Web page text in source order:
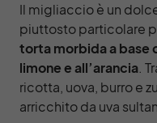
Il migliaccio è un
piuttosto particolare
torta morbida a base
limone e all’arancia .
ricotta, uova, burro e
arricchito da uva